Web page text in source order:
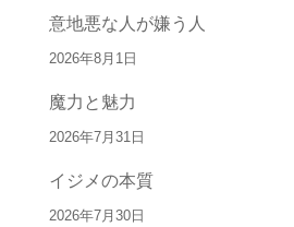
意地悪な人が嫌う人
2026年8月1日
魔力と魅力
2026年7月31日
イジメの本質
2026年7月30日